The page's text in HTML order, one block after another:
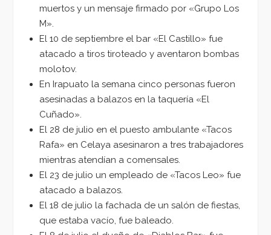
muertos y un mensaje firmado por «Grupo Los
M».
El 10 de septiembre el bar «El Castillo» fue
atacado a tiros tiroteado y aventaron bombas
molotov.
En Irapuato la semana cinco personas fueron
asesinadas a balazos en la taquería «El
Cuñado».
El 28 de julio en el puesto ambulante «Tacos
Rafa» en Celaya asesinaron a tres trabajadores
mientras atendían a comensales.
El 23 de julio un empleado de «Tacos Leo» fue
atacado a balazos.
El 18 de julio la fachada de un salón de fiestas,
que estaba vacío, fue baleado.